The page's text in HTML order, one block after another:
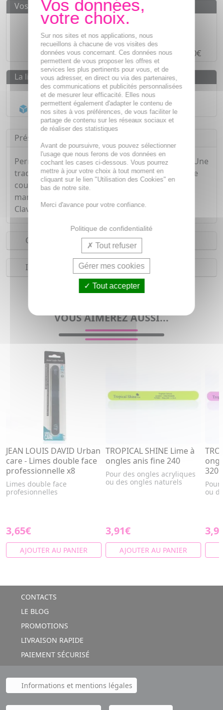
Vos avantages
Des prixIMBATTABLES
Paiement en ligneSÉCURISÉ
Paiement en4 fois sans fraisà partir de 30€
La livraison
Livraison gratuite dès55€
Acheminement Chronoposten 24h*
Présentation
Permet un travail sur l'ongle durable et soigné. Une
tradition de plus de 70 ans dans la fabrication de
coutellerie fine, ciseaux, pinces et articles de
manucure garantit la qualité des produits 3
Claveles.
Conseils d'utilisation
Indications
Lime, polissoir pour femme
VOUS AIMEREZ AUSSI...
JEAN LOUIS DAVID Urban
care - Limes double face
professionnelle x8
Limes double face
profesionnelles
3,65€
AJOUTER AU PANIER
TROPICAL SHINE Lime à
ongles anis fine 240
Pour des ongles acryliques
ou des ongles naturels
3,91€
AJOUTER AU PANIER
320
ou
CONTACTS
LE BLOG
PROMOTIONS
LIVRAISON RAPIDE
PAIEMENT SÉCURISÉ
Informations et mentions légales
Sur nos sites et nos applications, nous
recueillons à chacune de vos visites des
données vous concernant. Ces données nous
permettent de vous proposer les offres et
services les plus pertinents pour vous, et de
vous adresser, en direct ou via des partenaires,
des communications et publicités personnalisées
et de mesurer leur efficacité. Elles nous
permettent également d'adapter le contenu de
nos sites à vos préférences, de vous faciliter le
partage de contenu sur les réseaux sociaux et
de réaliser des statistiques
Avant de poursuivre, vous pouvez sélectionner
l'usage que nous ferons de vos données en
cochant les cases ci-dessous. Vous pourrez
mettre à jour votre choix à tout moment en
cliquant sur le lien "Utilisation des Cookies" en
bas de notre site.
Merci d'avance pour votre confiance.
Politique de confidentialité
Tout refuser
Gérer mes cookies
Tout accepter